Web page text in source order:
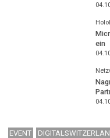
ein
EVENT